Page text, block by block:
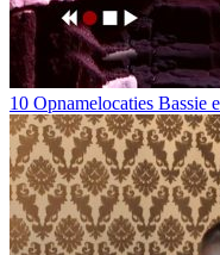
10 Opnamelocaties Bassie